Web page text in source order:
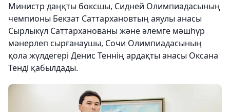
Министр даңқты боксшы, Сидней Олимпиадасының
чемпионы Бекзат Саттархановтың аяулы анасы
Сырлыкүл Саттарханованы және әлемге мәшһүр
мәнерлеп сырғанаушы, Сочи Олимпиадасының
қола жүлдегері Денис Теннің ардақты анасы Оксана
Тенді қабылдады.